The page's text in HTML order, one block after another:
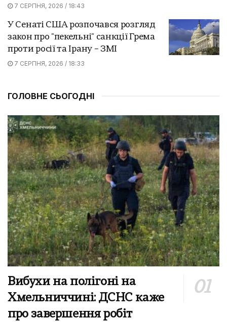
7 СЕРПНЯ, 2026 / 18:43
У Сенаті США розпочався розгляд
закон про "пекельні" санкції Грема
проти росії та Ірану – ЗМІ
7 СЕРПНЯ, 2026 / 18:33
ГОЛОВНЕ СЬОГОДНІ
Вибухи на полігоні на
Хмельниччині: ДСНС каже
про завершення робіт